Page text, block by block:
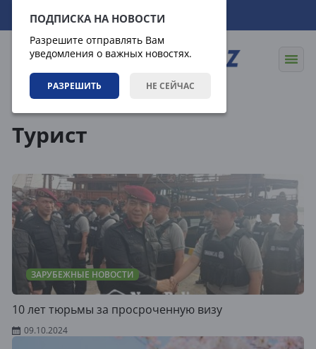
ПОДПИСКА НА НОВОСТИ
Разрешите отправлять Вам
уведомления о важных новостях.
РАЗРЕШИТЬ НЕ СЕЙЧАС
07.08.2026 13:26:43
Турист
ЗАРУБЕЖНЫЕ НОВОСТИ
10 лет тюрьмы за просроченную визу
09.10.2024